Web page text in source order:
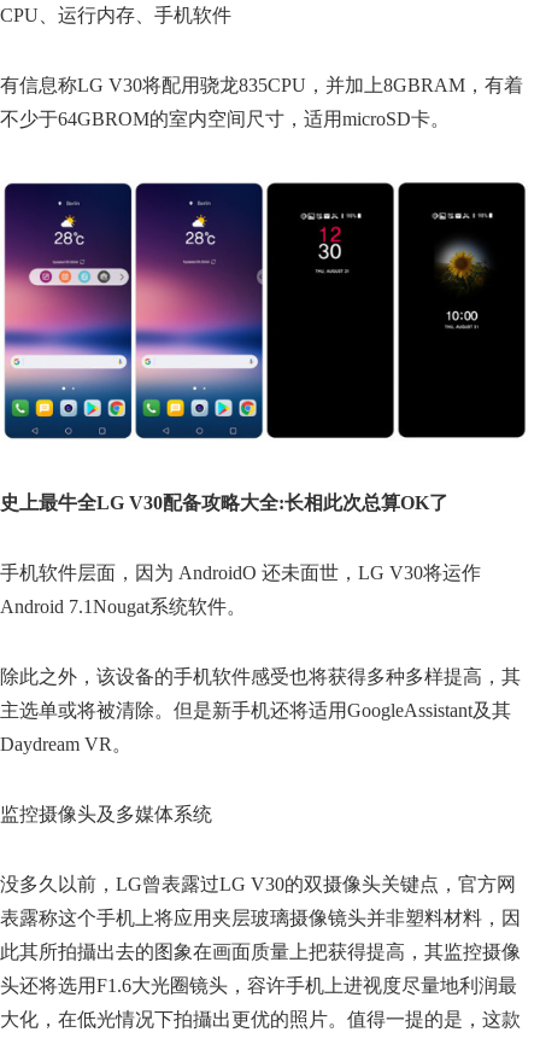
CPU、运行内存、手机软件
有信息称LG V30将配用骁龙835CPU，并加上8GBRAM，有着
不少于64GBROM的室内空间尺寸，适用microSD卡。
史上最牛全LG V30配备攻略大全:长相此次总算OK了
手机软件层面，因为 AndroidO 还未面世，LG V30将运作
Android 7.1Nougat系统软件。
除此之外，该设备的手机软件感受也将获得多种多样提高，其
主选单或将被清除。但是新手机还将适用GoogleAssistant及其
Daydream VR。
监控摄像头及多媒体系统
没多久以前，LG曾表露过LG V30的双摄像头关键点，官方网
表露称这个手机上将应用夹层玻璃摄像镜头并非塑料材料，因
此其所拍攝出去的图象在画面质量上把获得提高，其监控摄像
头还将选用F1.6大光圈镜头，容许手机上进视度尽量地利润最
大化，在低光情况下拍攝出更优的照片。值得一提的是，这款